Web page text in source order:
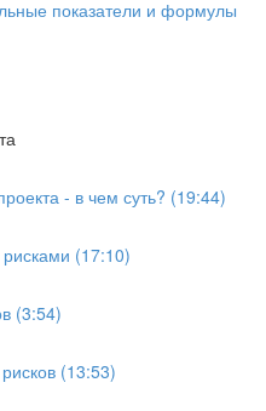
показатели и формулы
- в чем суть? (19:44)
(17:10)
(3:54)
(13:53)